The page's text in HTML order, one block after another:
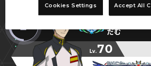
2 だむ
Lv.70
Cookies Settings Accept All